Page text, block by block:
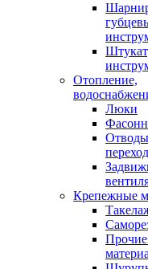
Отопление,
Люки
Крепежные